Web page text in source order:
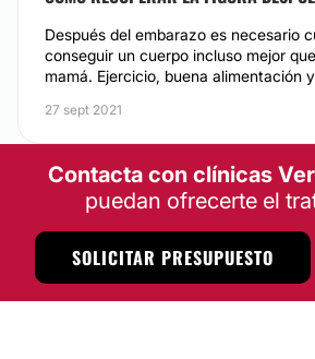
Después del embarazo es necesario
conseguir un cuerpo incluso mejor
mamá. Ejercicio, buena alimentación
27 sept 2021
Contacta con clínicas
puedan ofrecerte el
SOLICITAR PRESUPUESTO